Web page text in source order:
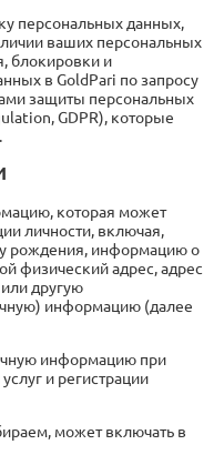
персональных данных,
ваших персональных
блокировки и
в GoldPari по запросу
защиты персональных
GDPR), которые
которая может
личности, включая,
рождения, информацию о
физический адрес, адрес
другую
информацию (далее
информацию при
и регистрации
может включать в